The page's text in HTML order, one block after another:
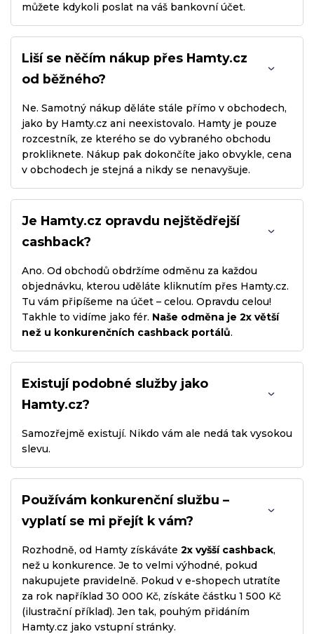
můžete kdykoli poslat na váš bankovní účet.
Liší se něčím nákup přes Hamty.cz
od běžného?
Ne. Samotný nákup děláte stále přímo v obchodech,
jako by Hamty.cz ani neexistovalo. Hamty je pouze
rozcestník, ze kterého se do vybraného obchodu
prokliknete. Nákup pak dokončíte jako obvykle, cena
v obchodech je stejná a nikdy se nenavyšuje.
Je Hamty.cz opravdu nejštědřejší
cashback?
Ano. Od obchodů obdržíme odměnu za každou
objednávku, kterou uděláte kliknutím přes Hamty.cz.
Tu vám připíšeme na účet – celou. Opravdu celou!
Takhle to vidíme jako fér. Naše odměna je 2x větší
než u konkurenčních cashback portálů.
Existují podobné služby jako
Hamty.cz?
Samozřejmě existují. Nikdo vám ale nedá tak vysokou
slevu.
Používám konkurenční službu –
vyplatí se mi přejít k vám?
Rozhodně, od Hamty získáváte 2x vyšší cashback,
než u konkurence. Je to velmi výhodné, pokud
nakupujete pravidelně. Pokud v e-shopech utratíte
za rok například 30 000 Kč, získáte částku 1 500 Kč
(ilustrační příklad). Jen tak, pouhým přidáním
Hamty.cz jako vstupní stránky.